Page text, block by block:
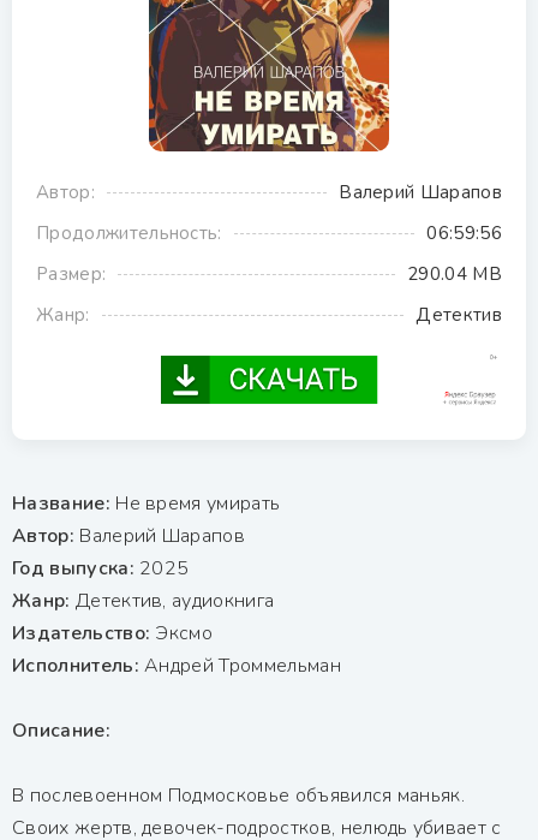
Автор:
Валерий Шарапов
Продолжительность:
06:59:56
Размер:
290.04 MB
Жанр:
Детектив
Название: Не время умирать
Автор: Валерий Шарапов
Год выпуска: 2025
Жанр: Детектив, аудиокнига
Издательство: Эксмо
Исполнитель: Андрей Троммельман
Описание:
В послевоенном Подмосковье объявился маньяк.
Своих жертв, девочек-подростков, нелюдь убивает с